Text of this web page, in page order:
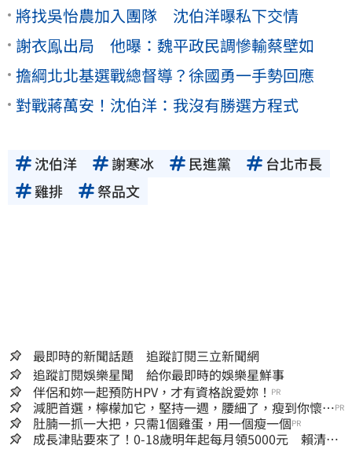
將找吳怡農加入團隊 沈伯洋曝私下交情
謝衣鳯出局 他曝：魏平政民調慘輸蔡壁如
擔綱北北基選戰總督導？徐國勇一手勢回應
對戰蔣萬安！沈伯洋：我沒有勝選方程式
沈伯洋 謝寒冰 民進黨
台北市長
雞排
祭品文
最即時的新聞話題 追蹤訂閱三立新聞網
追蹤訂閱娛樂星聞 給你最即時的娛樂星鮮事
伴侶和妳一起預防HPV，才有資格說愛妳！ PR
減肥首選，檸檬加它，堅持一週，腰細了，瘦到你懷疑
人生
PR
肚腩一抓一大把，只需1個雞蛋，用一個瘦一個PR
成長津貼要來了！0-18歲明年起每月領5000元 賴清